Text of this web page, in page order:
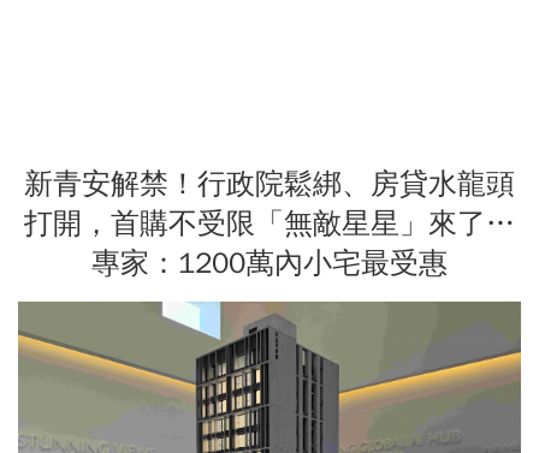
新青安解禁！行政院鬆綁、房貸水龍頭
打開，首購不受限「無敵星星」來了…
專家：1200萬內小宅最受惠